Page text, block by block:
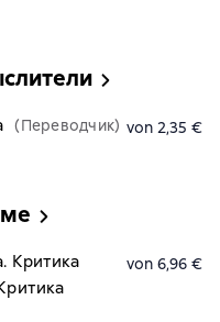
(Переводчик) von 2,35 €
Критика
von 6,96 €